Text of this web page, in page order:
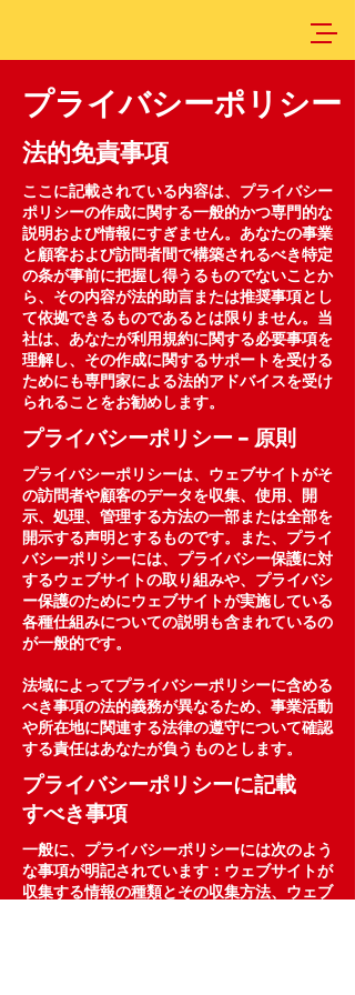
プライバシーポリシー
法的免責事項
ここに記載されている内容は、プライバシー
ポリシーの作成に関する一般的かつ専門的な
説明および情報にすぎません。あなたの事業
と顧客および訪問者間で構築されるべき特定
の条が事前に把握し得うるものでないことか
ら、その内容が法的助言または推奨事項とし
て依拠できるものであるとは限りません。当
社は、あなたが利用規約に関する必要事項を
理解し、その作成に関するサポートを受ける
ためにも専門家による法的アドバイスを受け
られることをお勧めします。
プライバシーポリシー – 原則
プライバシーポリシーは、ウェブサイトがそ
の訪問者や顧客のデータを収集、使用、開
示、処理、管理する方法の一部または全部を
開示する声明とするものです。また、プライ
バシーポリシーには、プライバシー保護に対
するウェブサイトの取り組みや、プライバシ
ー保護のためにウェブサイトが実施している
各種仕組みについての説明も含まれているの
が一般的です。
法域によってプライバシーポリシーに含める
べき事項の法的義務が異なるため、事業活動
や所在地に関連する法律の遵守について確認
する責任はあなたが負うものとします。
プライバシーポリシーに記載
すべき事項
一般に、プライバシーポリシーには次のよう
な事項が明記されています：ウェブサイトが
収集する情報の種類とその収集方法、ウェブ